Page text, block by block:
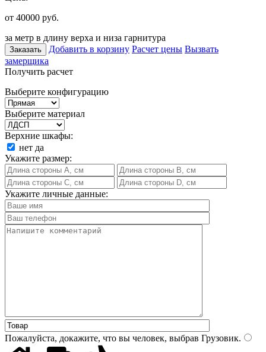
от 40000 руб.
за метр в длину верха и низа гарнитура
Заказать Добавить в корзину Расчет цены Вызвать
замерщика
Получить расчет
Выберите конфигурацию
Выберите материал
Верхние шкафы:
нет да
Укажите размер:
Укажите личные данные:
Пожалуйста, докажите, что вы человек, выбрав Грузовик.